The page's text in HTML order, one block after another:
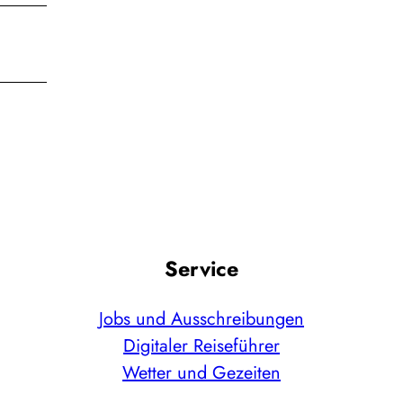
Service
Jobs und Ausschreibungen
Digitaler Reiseführer
Wetter und Gezeiten